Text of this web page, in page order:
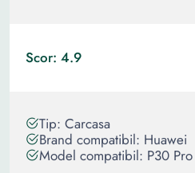
Scor: 4.9
Tip: Carcasa
Brand compatibil: Huawei
Model compatibil: P30 Pro